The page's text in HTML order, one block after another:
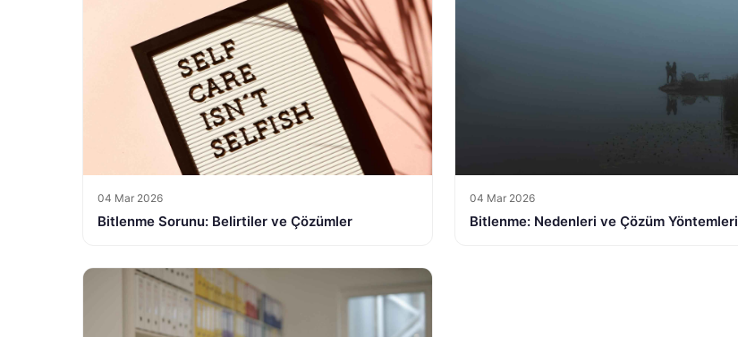
04 Mar 2026
Bitlenme Sorunu: Belirtiler ve Çözümler
04 Mar 2026
Bitlenme: Nedenleri ve Çözüm Yöntemleri